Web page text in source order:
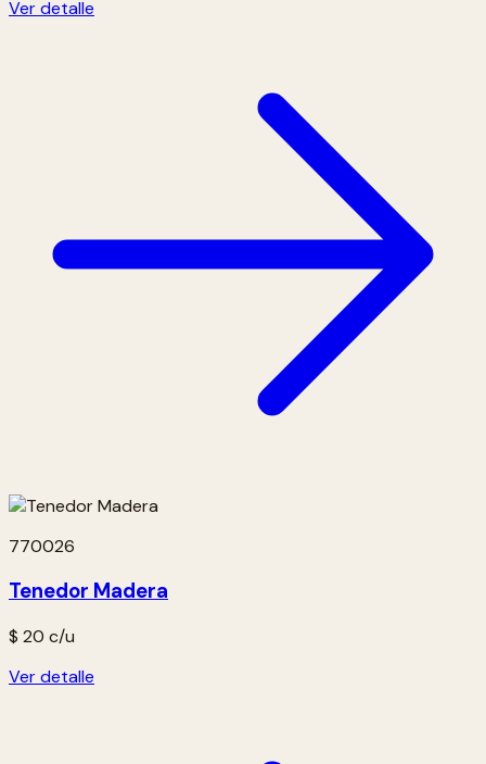
Ver detalle
770026
Tenedor Madera
$ 20 c/u
Ver detalle